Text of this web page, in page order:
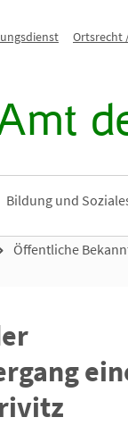
Ortsrecht
Bildung und
Öffentliche